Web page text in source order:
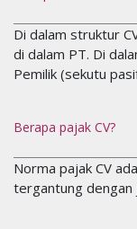
Di dalam struktur
di dalam PT. Di
Pemilik (sekutu
Berapa pajak CV?
Norma pajak CV
tergantung dengan